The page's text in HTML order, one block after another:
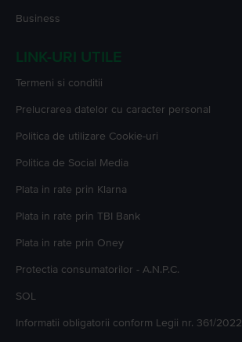
Business
LINK-URI UTILE
Termeni si conditii
Prelucrarea datelor cu caracter personal
Politica de utilizare Cookie-uri
Politica de Social Media
Plata in rate prin Klarna
Plata in rate prin TBI Bank
Plata in rate prin Oney
Protectia consumatorilor - A.N.P.C.
SOL
Informatii obligatorii conform Legii nr. 361/2022